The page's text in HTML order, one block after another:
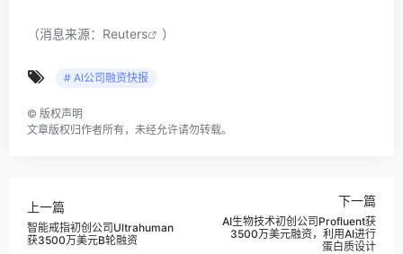
（消息来源： Reuters ）
# AI公司融资快报
© 版权声明
文章版权归作者所有，未经允许请勿转载。
上一篇
智能戒指初创公司Ultrahuman
获3500万美元B轮融资
下一篇
AI生物技术初创公司Profluent获
3500万美元融资，利用AI进行
蛋白质设计